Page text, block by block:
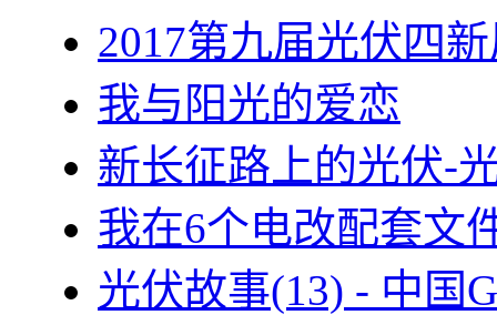
2017第九届光伏四
我与阳光的爱恋
新长征路上的光伏-
我在6个电改配套文
光伏故事(13) - 中国